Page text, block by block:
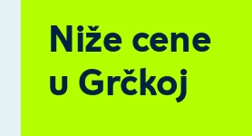
Niže cene
u Grčkoj